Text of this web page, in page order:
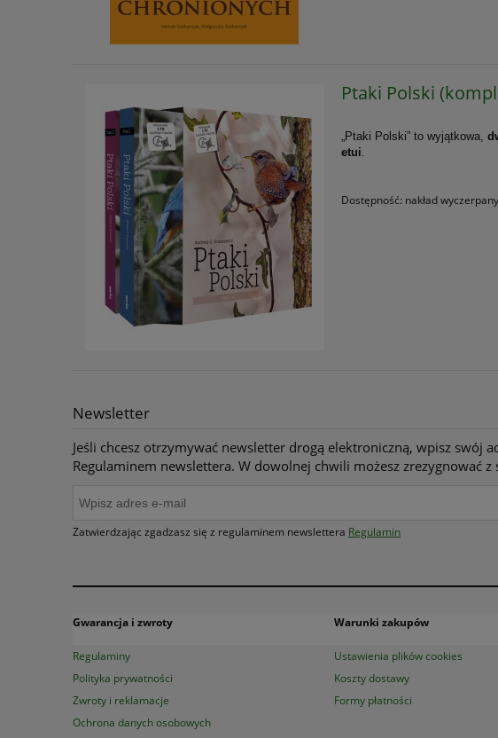
Ptaki Polski
„Ptaki Polski” to wyjątkowa,
etui
Dostępność: nakład wyczerpany
Newsletter
Jeśli chcesz otrzymywać newsletter drogą elektroniczną, wpisz swój
Regulaminem newslettera. W dowolnej chwili możesz zrezygnować z
Zatwierdzając zgadzasz się z regulaminem newslettera Regulamin
Gwarancja i zwroty
Regulaminy
Polityka prywatności
Zwroty i reklamacje
Ochrona danych osobowych
Warunki zakupów
Ustawienia plików cookies
Koszty dostawy
Formy płatności